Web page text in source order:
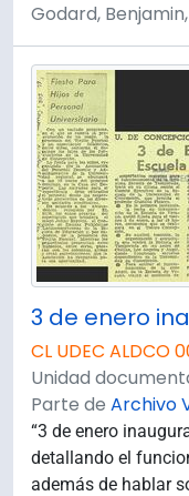
Godard,
CL UDEC ALDCO
Unidad
Parte de Archivo
“3 de enero
detallando el
además de hablar